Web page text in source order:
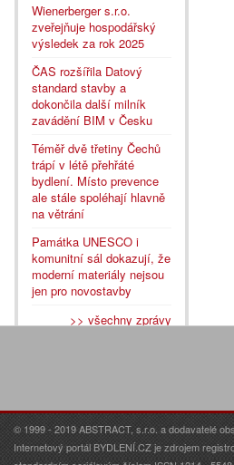
Wienerberger s.r.o.
zveřejňuje hospodářský
výsledek za rok 2025
ČAS rozšířila Datový
standard stavby a
dokončila další milník
zavádění BIM v Česku
Téměř dvě třetiny Čechů
trápí v létě přehřáté
bydlení. Místo prevence
ale stále spoléhají hlavně
na větrání
Památka UNESCO i
komunitní sál dokazují, že
moderní materiály nejsou
jen pro novostavby
>> všechny zprávy
© 1999 - 2019 ABSTRACT, s.r.o. a dodavatelé
Internetový portál BYDLENÍ.CZ je zdrojem